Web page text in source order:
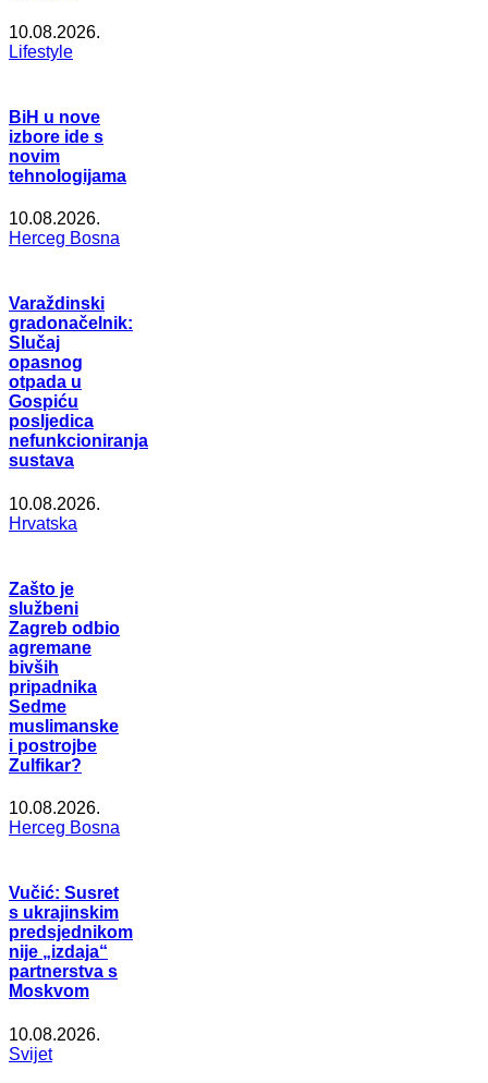
10.08.2026.
Lifestyle
BiH u nove
izbore ide s
novim
tehnologijama
10.08.2026.
Herceg Bosna
Varaždinski
gradonačelnik:
Slučaj
opasnog
otpada u
Gospiću
posljedica
nefunkcioniranja
sustava
10.08.2026.
Hrvatska
Zašto je
službeni
Zagreb odbio
agremane
bivših
pripadnika
Sedme
muslimanske
i postrojbe
Zulfikar?
10.08.2026.
Herceg Bosna
Vučić: Susret
s ukrajinskim
predsjednikom
nije „izdaja“
partnerstva s
Moskvom
10.08.2026.
Svijet